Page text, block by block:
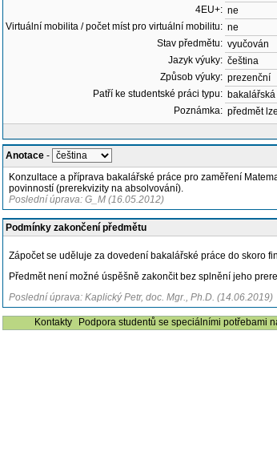
4EU+: ne
Virtuální mobilita / počet míst pro virtuální mobilitu: ne
Stav předmětu: vyučován
Jazyk výuky: čeština
Způsob výuky: prezenční
Patří ke studentské práci typu:
Poznámka: předmět
Anotace -
Konzultace a příprava bakalářské práce pro zaměření
povinností (prerekvizity na absolvování).
Poslední úprava: G_M (16.05.2012)
Podmínky zakončení předmětu
Zápočet se uděluje za dovedení bakalářské práce do skoro
Předmět není možné úspěšně zakončit bez splnění jeho
Poslední úprava: Kaplický Petr, doc. Mgr., Ph.D. (14.06.2019)
Kontakty
Podpora studentů se speciálními potřebami